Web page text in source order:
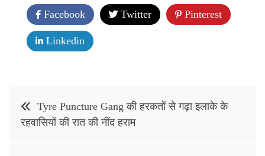
Facebook Twitter Pinterest
Linkedin
Post
navigation
Tyre Puncture Gang की हरकतों से गढ़ा इलाके के
रहवासियों की रात की नींद हराम